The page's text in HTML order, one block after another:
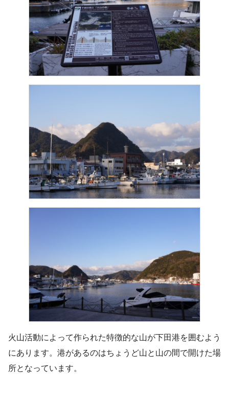
火山活動によって作られた特徴的な山が下田港を囲むよう
にあります。港があるのはちょうど山と山の間で開けた場
所となっています。